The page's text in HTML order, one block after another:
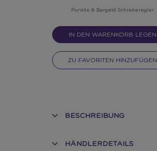
EINGEBENPunkte & Bargeld Schieberegler
IN DEN WARENKORB LEGEN
ZU FAVORITEN HINZUFÜGEN
BESCHREIBUNG
HÄNDLERDETAILS